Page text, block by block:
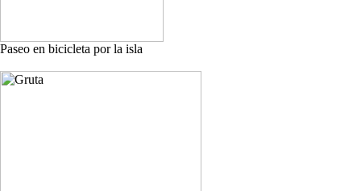
Paseo en bicicleta por la isla